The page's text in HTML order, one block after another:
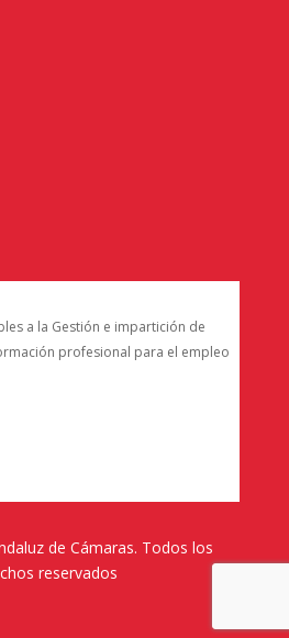
a la Gestión e impartición de
profesional para el empleo
de Cámaras. Todos los
reservados